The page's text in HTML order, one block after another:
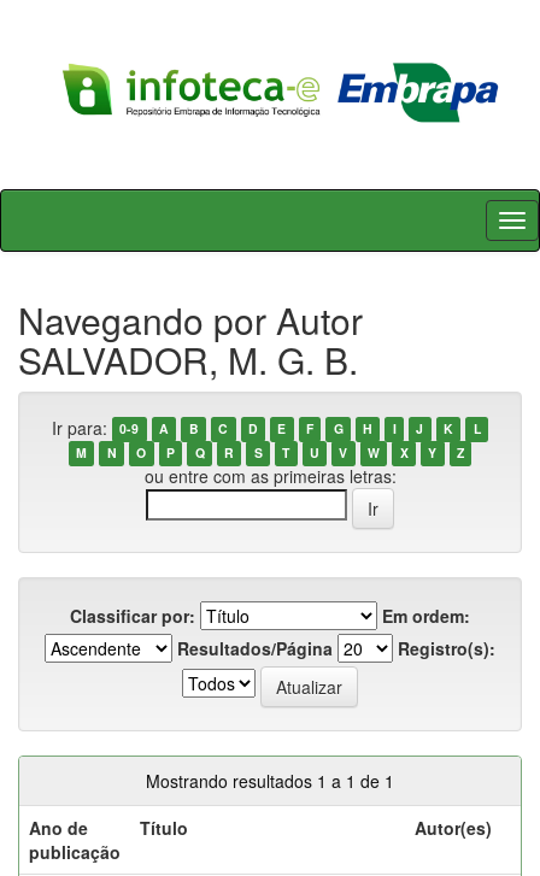
Skip
Navegando por Autor
SALVADOR, M. G. B.
Ir para: 0-9 A B C D E F G H I J K
L
M
N O P Q R S T U V W X Y Z
ou entre com as primeiras letras:
Classificar por:
Em ordem:
Resultados/Página
Registro(s):
Mostrando resultados 1 a 1 de 1
Ano de
publicação
Título Autor(es)